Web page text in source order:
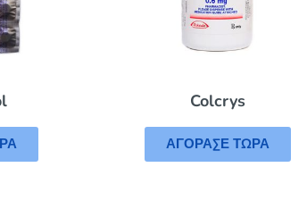
Indocin
ΑΓΟΡΑΣΕ ΤΩΡΑ